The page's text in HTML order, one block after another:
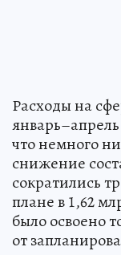
Расходы на
что немного
снижение
сократились
плане в 1,62
было освоено
от